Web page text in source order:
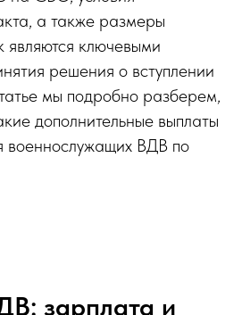
а также размеры
ключевыми
решения о вступлении
мы подробно разберем,
дополнительные выплаты
военнослужащих ВДВ по
зарплата и